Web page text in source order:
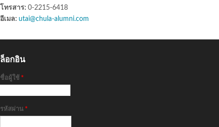
โทรสาร: 0-2215-6418
อีเมล: utai@chula-alumni.com
ล็อกอิน
ชื่อผู้ใช้ *
รหัสผ่าน *